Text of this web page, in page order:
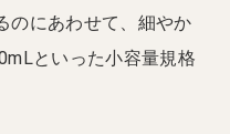
のにあわせて、細やか
といった小容量規格